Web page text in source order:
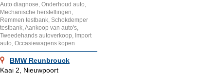
Auto diagnose, Onderhoud auto,
Mechanische herstellingen,
Remmen testbank, Schokdemper
testbank, Aankoop van auto's,
Tweedehands autoverkoop, Import
auto, Occasiewagens kopen
BMW Reunbrouck
Kaai 2, Nieuwpoort